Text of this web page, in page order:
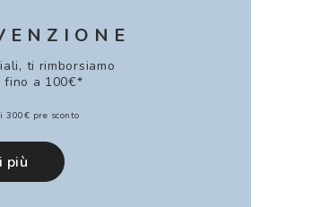
ti rimborsiamo
a 100€*
300€ pre sconto
più